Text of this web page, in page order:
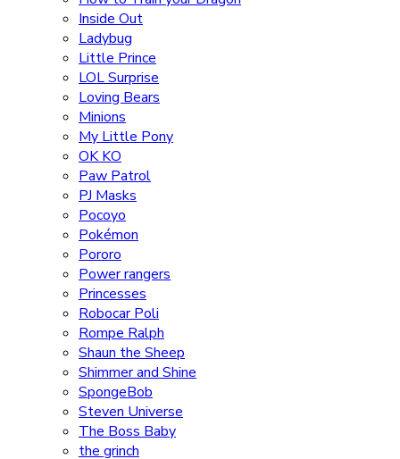
Inside Out
Ladybug
Little Prince
LOL Surprise
Loving Bears
Minions
My Little Pony
OK KO
Paw Patrol
PJ Masks
Pocoyo
Pokémon
Pororo
Power rangers
Princesses
Robocar Poli
Rompe Ralph
Shaun the Sheep
Shimmer and Shine
SpongeBob
Steven Universe
The Boss Baby
the grinch